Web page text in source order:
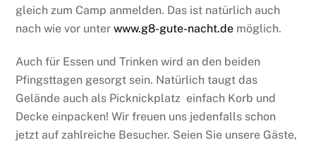
gleich zum Camp anmelden. Das ist natürlich auch
nach wie vor unterwww.g8-gute-nacht.de möglich.
Auch für Essen und Trinken wird an den beiden
Pfingsttagen gesorgt sein. Natürlich taugt das
Gelände auch als Picknickplatz  einfach Korb und
Decke einpacken! Wir freuen uns jedenfalls schon
jetzt auf zahlreiche Besucher. Seien Sie unsere Gäste,